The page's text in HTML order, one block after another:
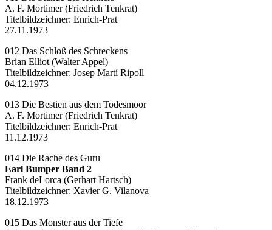
A. F. Mortimer (Friedrich Tenkrat)
Titelbildzeichner: Enrich-Prat
27.11.1973
012 Das Schloß des Schreckens
Brian Elliot (Walter Appel)
Titelbildzeichner: Josep Martí Ripoll
04.12.1973
013 Die Bestien aus dem Todesmoor
A. F. Mortimer (Friedrich Tenkrat)
Titelbildzeichner: Enrich-Prat
11.12.1973
014 Die Rache des Guru
Earl Bumper Band 2
Frank deLorca (Gerhart Hartsch)
Titelbildzeichner: Xavier G. Vilanova
18.12.1973
015 Das Monster aus der Tiefe